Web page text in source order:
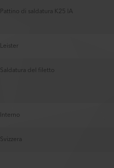
Pattino di saldatura K25 IA
Leister
Saldatura del filetto
Interno
Svizzera